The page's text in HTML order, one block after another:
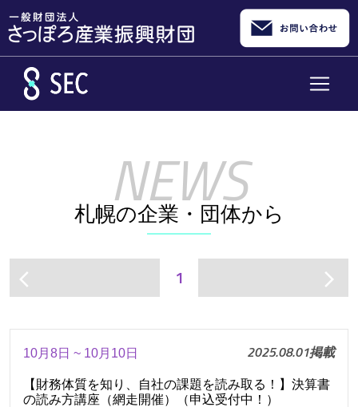
札幌の企業・団体から
arrow_back_ios 1 arrow_forward_ios
10月8日 ~ 10月10日 2025.08.01掲載
【財務体質を知り、自社の課題を読み取る！】決算書
の読み方講座（網走開催）（申込受付中！）